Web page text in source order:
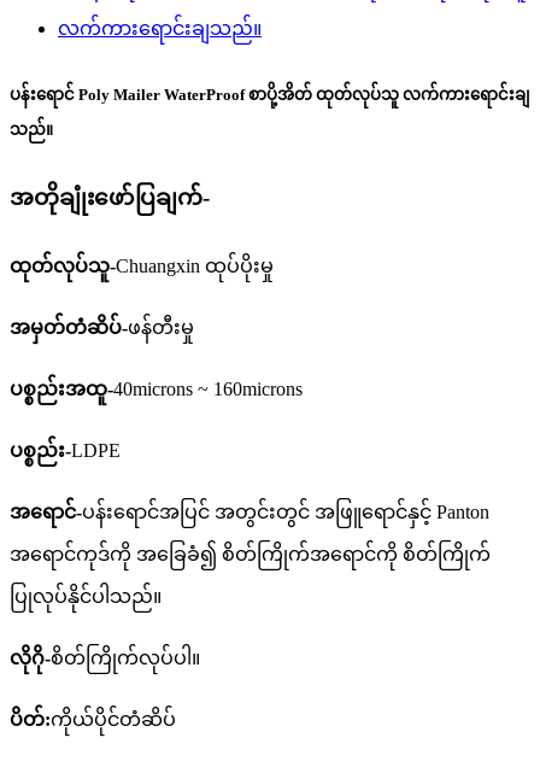
ပန်းရောင် Poly Mailer WaterProof စာပို့အိတ် ထုတ်လုပ်သူ လက်ကားရောင်းချ
သည်။
အတိုချုံးဖော်ပြချက်-
ထုတ်လုပ်သူ-Chuangxin ထုပ်ပိုးမှု
အမှတ်တံဆိပ်-ဖန်တီးမှု
ပစ္စည်းအထူ-40microns ~ 160microns
ပစ္စည်း-LDPE
အရောင်-ပန်းရောင်အပြင် အတွင်းတွင် အဖြူရောင်နှင့် Panton
အရောင်ကုဒ်ကို အခြေခံ၍ စိတ်ကြိုက်အရောင်ကို စိတ်ကြိုက်
ပြုလုပ်နိုင်ပါသည်။
လိုဂို-စိတ်ကြိုက်လုပ်ပါ။
ပိတ်:ကိုယ်ပိုင်တံဆိပ်